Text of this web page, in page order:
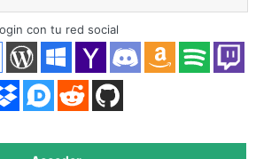
Acceder
con tu red social